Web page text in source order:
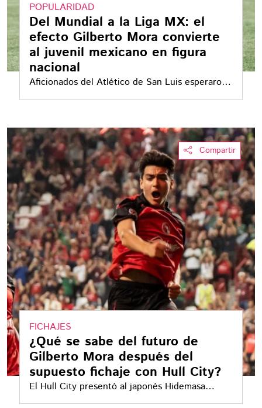
POPULARIDAD
Del Mundial a la Liga MX: el
efecto Gilberto Mora convierte
al juvenil mexicano en figura
nacional
Aficionados del Atlético de San Luis esperaron
al mediocampista de Xolos para pedirle
mundialista, el número 10 y millones de
seguidores muestran una popularidad que ya
rebasa a su club
Compartir
FICHAJES
¿Qué se sabe del futuro de
Gilberto Mora después del
supuesto fichaje con Hull City?
El Hull City presentó al japonés Hidemasa
Morita, pero la similitud de su apellido con el